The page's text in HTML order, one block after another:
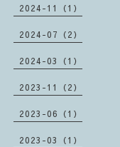
2024-11（1）
2024-07（2）
2024-03（1）
2023-11（2）
2023-06（1）
2023-03（1）